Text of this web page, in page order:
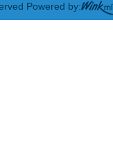
Powered by: